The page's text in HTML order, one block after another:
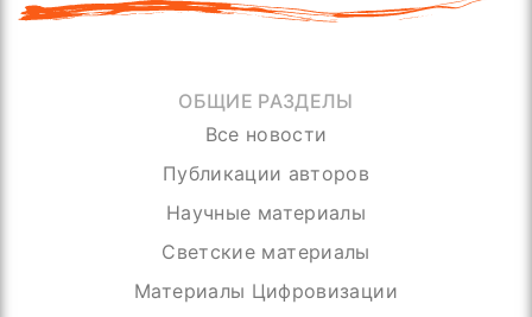
ОБЩИЕ РАЗДЕЛЫ
Все новости
Публикации авторов
Научные материалы
Светские материалы
Материалы Цифровизации